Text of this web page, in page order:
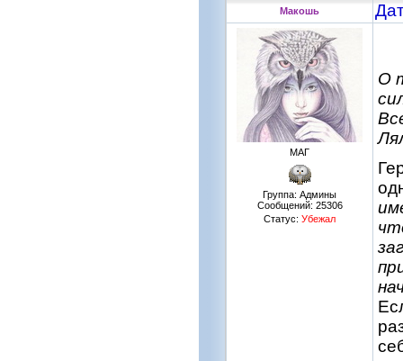
Макошь
МАГ
Группа: Админы
Сообщений: 25306
Статус: Убежал
О